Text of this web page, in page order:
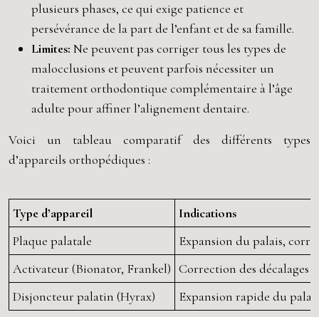
plusieurs phases, ce qui exige patience et
persévérance de la part de l’enfant et de sa famille.
Limites: Ne peuvent pas corriger tous les types de
malocclusions et peuvent parfois nécessiter un
traitement orthodontique complémentaire à l’âge
adulte pour affiner l’alignement dentaire.
Voici un tableau comparatif des différents types
d’appareils orthopédiques :
Type d’appareil
Indications
Plaque palatale
Expansion du palais,
Activateur (Bionator, Frankel) Correction des décalages
Disjoncteur palatin (Hyrax)
Expansion rapide du